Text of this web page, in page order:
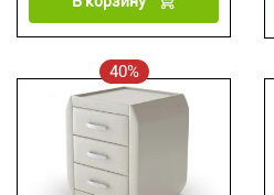
40%